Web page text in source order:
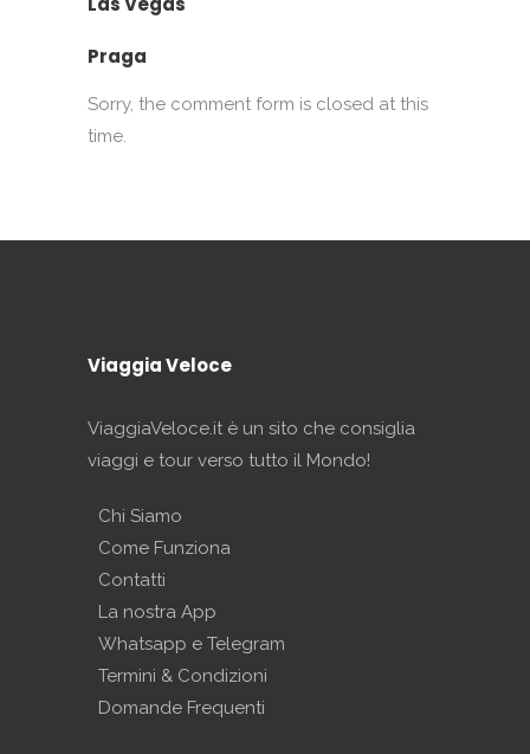
Praga
Sorry, the comment form is closed at this
time.
Viaggia Veloce
ViaggiaVeloce.it è un sito che consiglia
viaggi e tour verso tutto il Mondo!
Chi Siamo
Come Funziona
Contatti
La nostra App
Whatsapp e Telegram
Termini & Condizioni
Domande Frequenti